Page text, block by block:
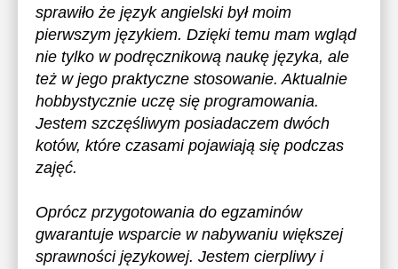
sprawiło że język angielski był moim
pierwszym językiem. Dzięki temu mam wgląd
nie tylko w podręcznikową naukę języka, ale
też w jego praktyczne stosowanie. Aktualnie
hobbystycznie uczę się programowania.
Jestem szczęśliwym posiadaczem dwóch
kotów, które czasami pojawiają się podczas
zajęć.
Oprócz przygotowania do egzaminów
gwarantuje wsparcie w nabywaniu większej
sprawności językowej. Jestem cierpliwy i